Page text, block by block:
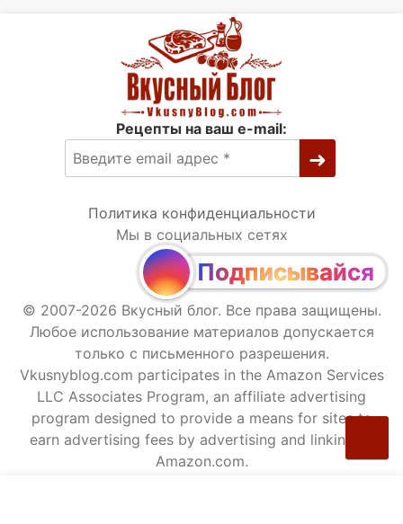
Рецепты на ваш e-mail:
Политика конфиденциальности
Мы в социальных сетях
Подписывайся
© 2007-2026 Вкусный блог. Все права защищены.
Любое использование материалов допускается
только с письменного разрешения.
Vkusnyblog.com participates in the Amazon Services
LLC Associates Program, an affiliate advertising
program designed to provide a means for sites to
earn advertising fees by advertising and linking to
Amazon.com.